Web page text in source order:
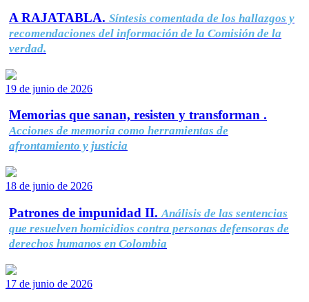
A RAJATABLA. Síntesis comentada de los hallazgos y
recomendaciones del información de la Comisión de la
verdad.
19 de junio de 2026
Memorias que sanan, resisten y transforman .
Acciones de memoria como herramientas de
afrontamiento y justicia
18 de junio de 2026
Patrones de impunidad II. Análisis de las sentencias
que resuelven homicidios contra personas defensoras de
derechos humanos en Colombia
17 de junio de 2026